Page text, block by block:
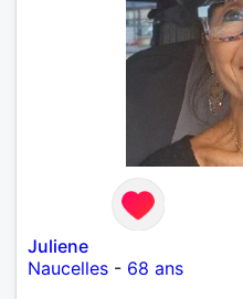
Juliene
Naucelles - 68 ans